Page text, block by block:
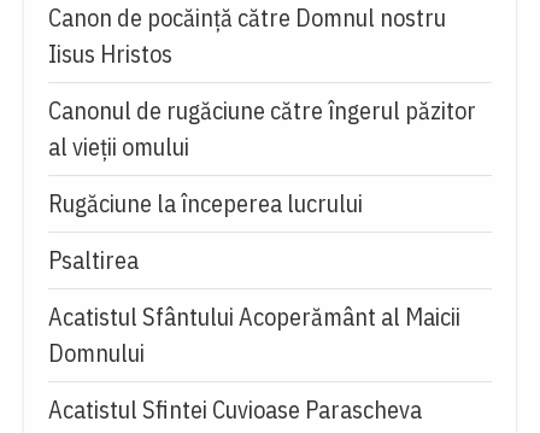
Canon de pocăință către Domnul nostru
Iisus Hristos
Canonul de rugăciune către îngerul păzitor
al vieții omului
Rugăciune la începerea lucrului
Psaltirea
Acatistul Sfântului Acoperământ al Maicii
Domnului
Acatistul Sfintei Cuvioase Parascheva